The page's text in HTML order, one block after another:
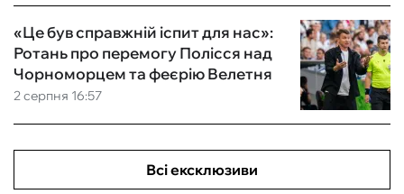
2 серпня 16:57
«Це був справжній іспит для нас»:
Ротань про перемогу Полісся над
Чорноморцем та феєрію Велетня
Всі ексклюзиви